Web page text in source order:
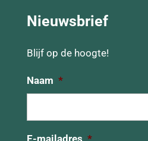
Nieuwsbrief
Blijf op de hoogte!
Naam *
E-mailadres *